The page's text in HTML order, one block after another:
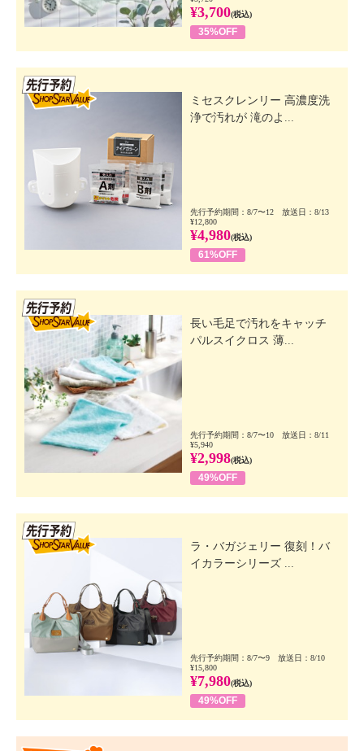
¥3,700(税込)
35%OFF
ミセスクレンリー 高濃度洗
浄で汚れが 滝のよ...
先行予約期間：8/7〜12 放送日：8/13
¥12,800
¥4,980(税込)
61%OFF
長い毛足で汚れをキャッチ
パルスイクロス 薄...
先行予約期間：8/7〜10 放送日：8/11
¥5,940
¥2,998(税込)
49%OFF
ラ・バガジェリー 復刻！バ
イカラーシリーズ ...
先行予約期間：8/7〜9 放送日：8/10
¥15,800
¥7,980(税込)
49%OFF